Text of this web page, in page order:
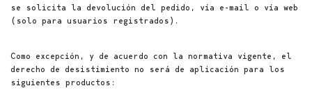
se solicita la devolución del pedido, vía e-mail o vía web
(solo para usuarios registrados).
Como excepción, y de acuerdo con la normativa vigente, el
derecho de desistimiento no será de aplicación para los
siguientes productos: